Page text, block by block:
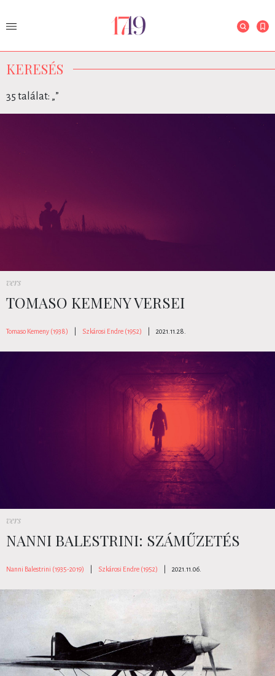
KERESÉS
35 találat: „”
vers
TOMASO KEMENY VERSEI
Tomaso Kemeny (1938) Szkárosi Endre (1952) 2021.11.28.
vers
NANNI BALESTRINI: SZÁMŰZETÉS
Nanni Balestrini (1935-2019) Szkárosi Endre (1952) 2021.11.06.